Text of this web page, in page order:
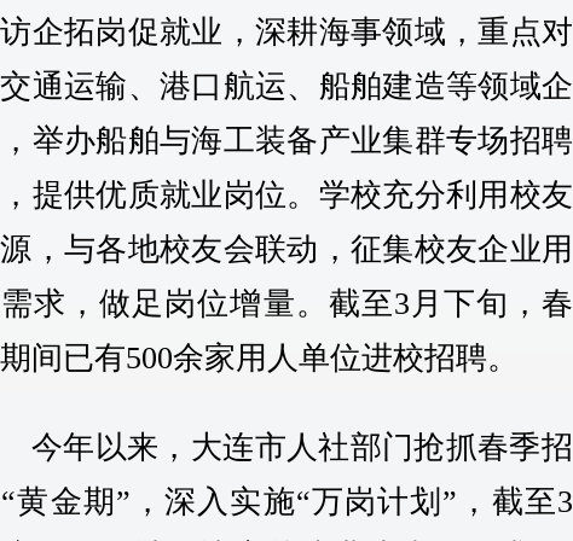
企拓岗促就业，深耕海事领域，重点对
通运输、港口航运、船舶建造等领域企
举办船舶与海工装备产业集群专场招聘
提供优质就业岗位。学校充分利用校友
，与各地校友会联动，征集校友企业用
求，做足岗位增量。截至3月下旬，春
间已有500余家用人单位进校招聘。
今年以来，大连市人社部门抢抓春季招
黄金期”，深入实施“万岗计划”，截至3